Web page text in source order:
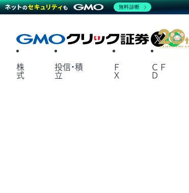
X
株
式
投信・積
立
Ｆ
Ｘ
ＣＦ
Ｄ
無料診断